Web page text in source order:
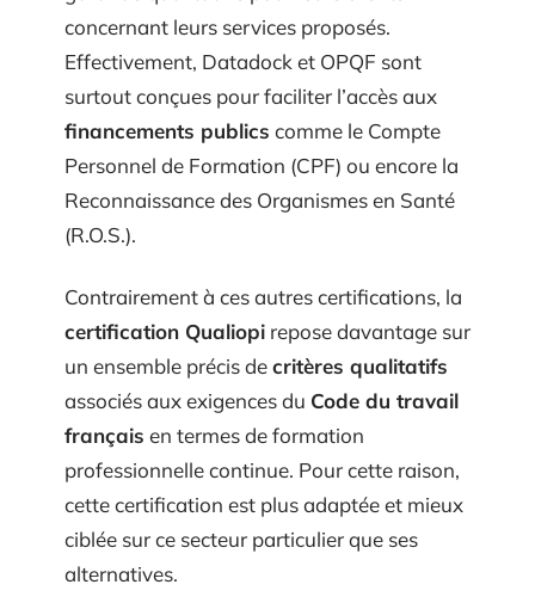
concernant leurs services proposés.
Effectivement, Datadock et OPQF sont
surtout conçues pour faciliter l’accès aux
financements publics comme le Compte
Personnel de Formation (CPF) ou encore la
Reconnaissance des Organismes en Santé
(R.O.S.).
Contrairement à ces autres certifications, la
certification Qualiopi repose davantage sur
un ensemble précis decritères qualitatifs
associés aux exigences du Code du travail
français en termes de formation
professionnelle continue. Pour cette raison,
cette certification est plus adaptée et mieux
ciblée sur ce secteur particulier que ses
alternatives.